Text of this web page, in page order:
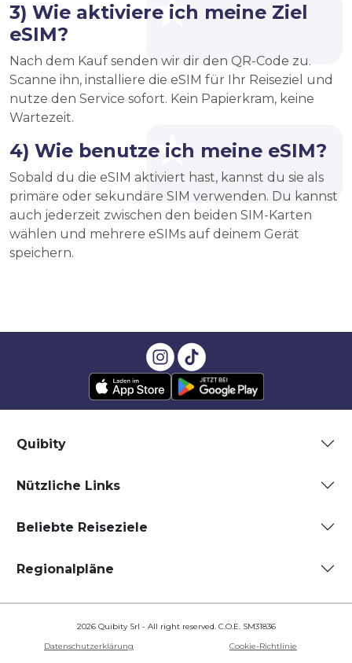
3) Wie aktiviere ich meine Ziel
eSIM?
Nach dem Kauf senden wir dir den QR-Code zu.
Scanne ihn, installiere die eSIM für Ihr Reiseziel und
nutze den Service sofort. Kein Papierkram, keine
Wartezeit.
4) Wie benutze ich meine eSIM?
Sobald du die eSIM aktiviert hast, kannst du sie als
primäre oder sekundäre SIM verwenden. Du kannst
auch jederzeit zwischen den beiden SIM-Karten
wählen und mehrere eSIMs auf deinem Gerät
speichern.
Quibity
Nützliche Links
Beliebte Reiseziele
Regionalpläne
2026 Quibity Srl - All right reserved. C.O.E. SM31836
Datenschutzerklärung
Cookie-Richtlinie